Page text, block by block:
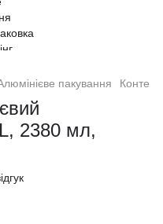
пакування
2380 мл,